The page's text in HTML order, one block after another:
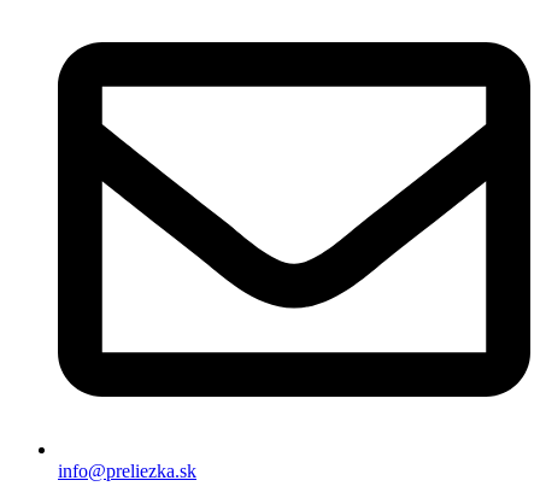
info@preliezka.sk